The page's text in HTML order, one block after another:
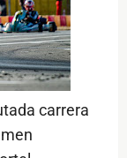
carrera